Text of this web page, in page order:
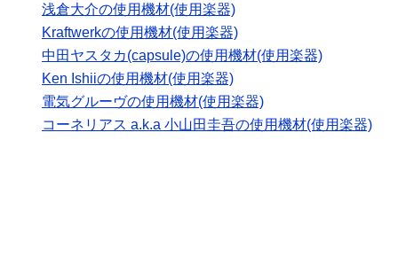
浅倉大介の使用機材(使用楽器)
Kraftwerkの使用機材(使用楽器)
中田ヤスタカ(capsule)の使用機材(使用楽器)
Ken Ishiiの使用機材(使用楽器)
電気グルーヴの使用機材(使用楽器)
コーネリアス a.k.a 小山田圭吾の使用機材(使用楽器)